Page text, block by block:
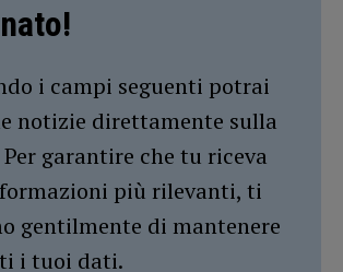
i campi seguenti potrai
notizie direttamente sulla
garantire che tu riceva
più rilevanti, ti
gentilmente di mantenere
i tuoi dati.